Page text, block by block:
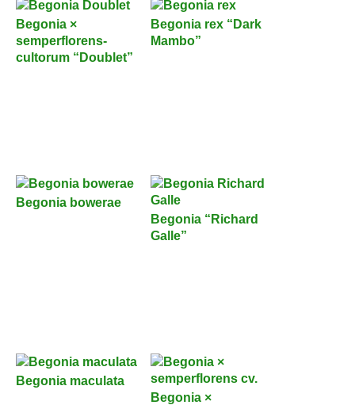
Begonia ×
semperflorens-
cultorum “Doublet”
Begonia rex “Dark
Mambo”
Begonia bowerae
Begonia “Richard
Galle”
Begonia maculata
Begonia ×